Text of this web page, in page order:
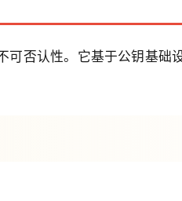
否认性。它基于公钥基